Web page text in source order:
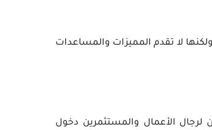
لا تقدم المميزات والمساعدات
لرجال الأعمال والمستثمرين دخول